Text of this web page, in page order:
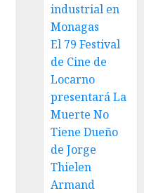
industrial en
Monagas
El 79 Festival
de Cine de
Locarno
presentará La
Muerte No
Tiene Dueño
de Jorge
Thielen
Armand